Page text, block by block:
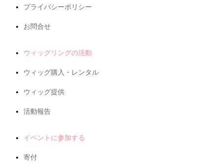
プライバシーポリシー
お問合せ
ウィッグリングの活動
ウィッグ購入・レンタル
ウィッグ提供
活動報告
イベントに参加する
寄付